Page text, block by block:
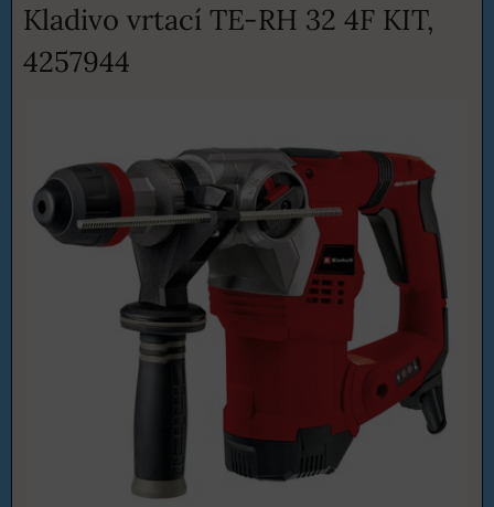
Kladivo vrtací TE-RH 32 4F KIT,
4257944